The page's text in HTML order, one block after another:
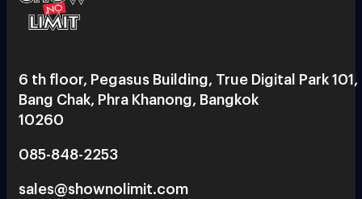
6 th floor, Pegasus Building, True Digital Park 101,
Bang Chak, Phra Khanong, Bangkok
10260
085-848-2253
sales@shownolimit.com